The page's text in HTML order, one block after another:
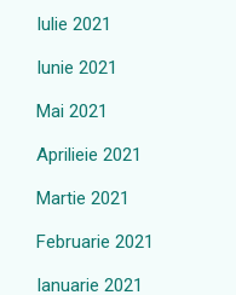
Iulie 2021
Iunie 2021
Mai 2021
Aprilieie 2021
Martie 2021
Februarie 2021
Ianuarie 2021